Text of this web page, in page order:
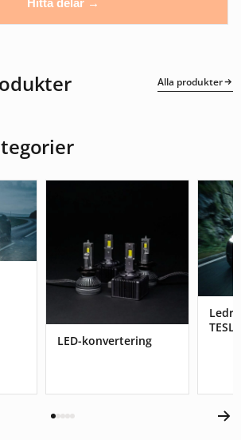
Hitta delar →
Alla produkter
LED-konvertering